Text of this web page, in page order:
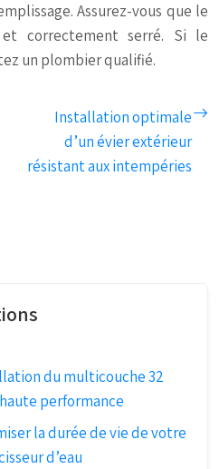
Assurez-vous que le
correctement serré. Si le
un plombier qualifié.
Installation optimale
d’un évier extérieur
résistant aux intempéries
du multicouche 32
performance
la durée de vie de votre
d’eau